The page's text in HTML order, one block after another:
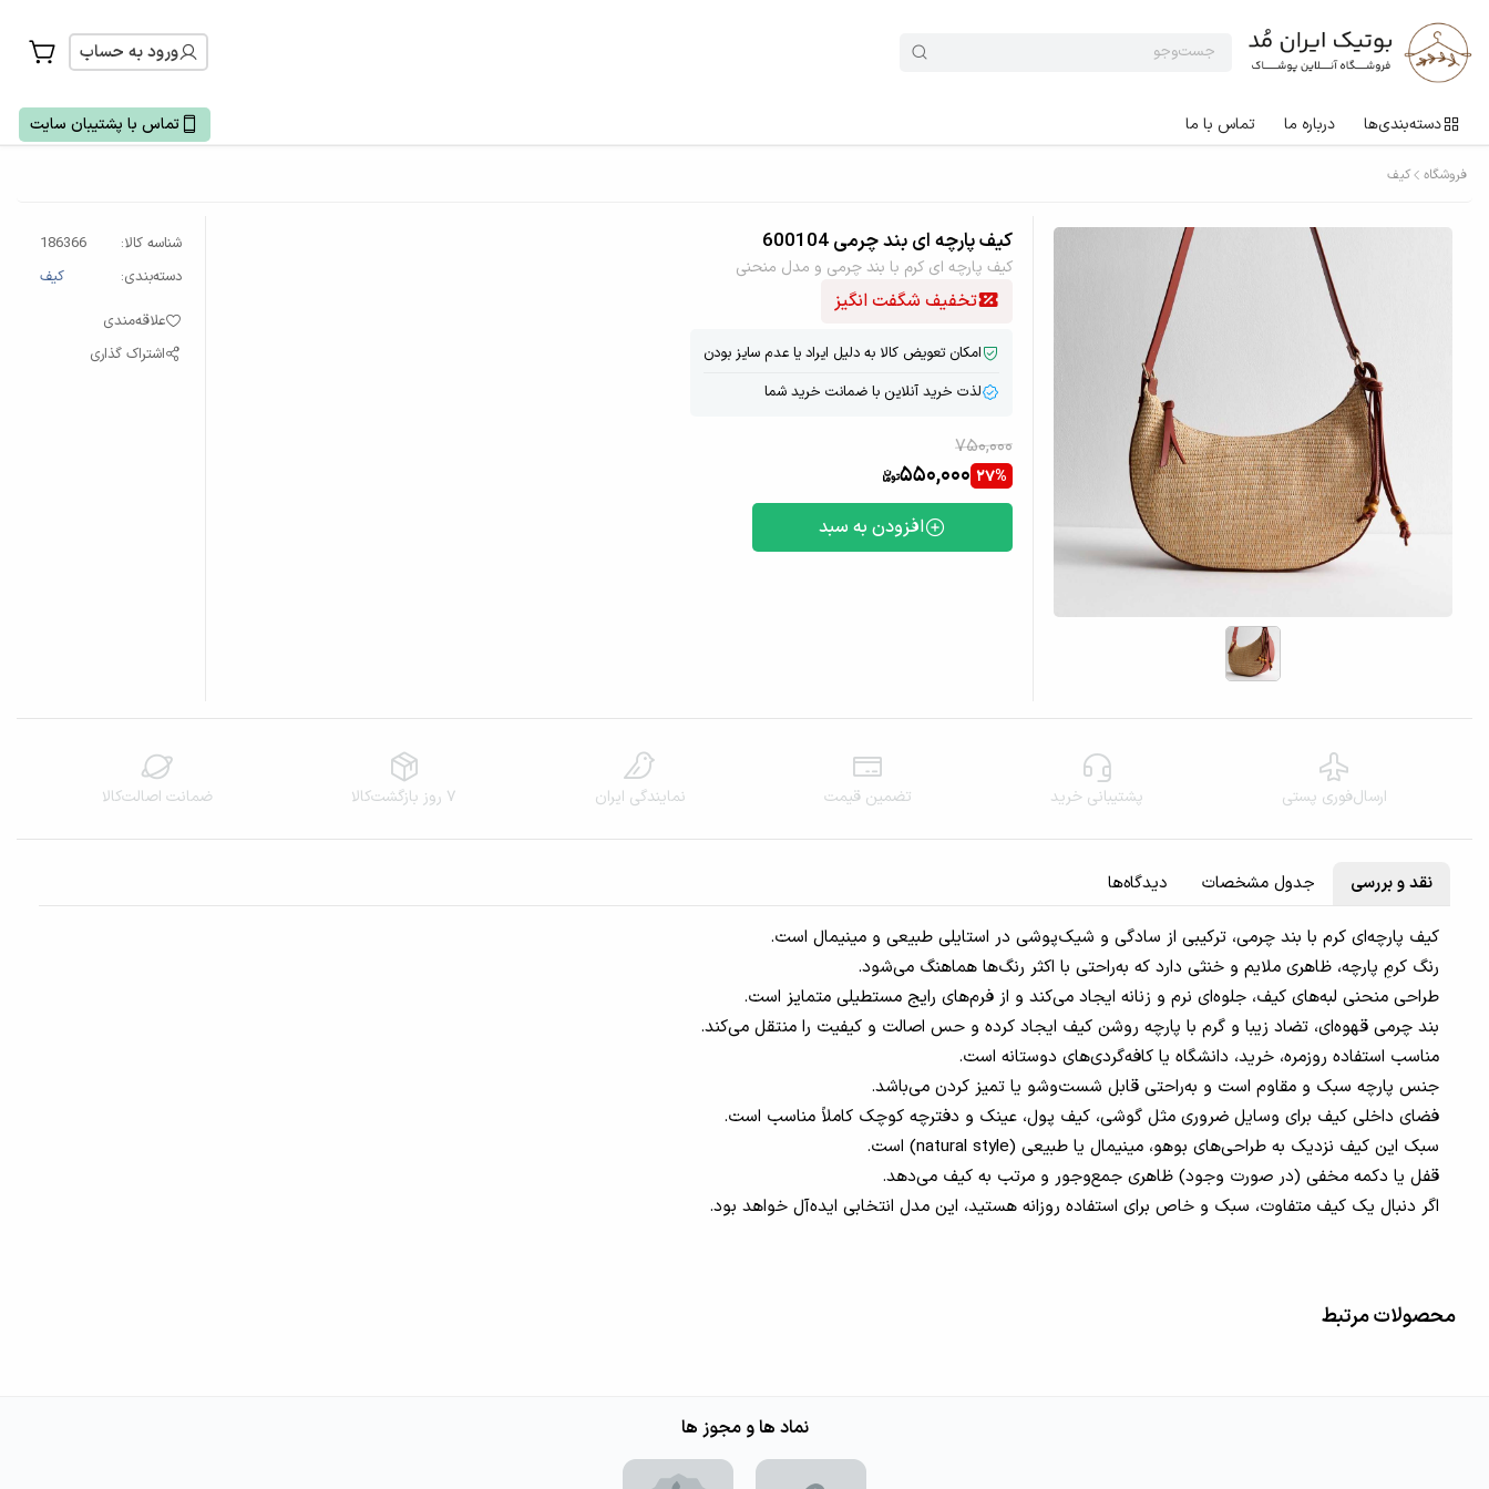
ورود به حساب
دسته‌بندی‌ها درباره ما تماس با ما تماس با پشتیبان سایت
کیف فروشگاه
کیف پارچه ای بند چرمی 600104
کیف پارچه ای کرم با بند چرمی و مدل منحنی
تخفیف شگفت انگیز
امکان تعویض کالا به دلیل ایراد یا عدم سایز بودن
لذت خرید آنلاین با ضمانت خرید شما
27%
550,000
750,000
افزودن به سبد
شناسه کالا:
186366
دسته‌بندی:
کیف
علاقه‌مندی
اشتراک گذاری
ارسال‌فوری پستی پشتیبانی خرید تضمین قیمت نمایندگی‌ ایران ۷ روز بازگشت‌کالا ضمانت اصالت‌کالا
نقد و بررسی جدول مشخصات دیدگاه‌ها
کیف پارچه‌ای کرم با بند چرمی، ترکیبی از سادگی و شیک‌پوشی در استایلی طبیعی و مینیمال است.
رنگ کرمِ پارچه، ظاهری ملایم و خنثی دارد که به‌راحتی با اکثر رنگ‌ها هماهنگ می‌شود.
طراحی منحنی لبه‌های کیف، جلوه‌ای نرم و زنانه ایجاد می‌کند و از فرم‌های رایج مستطیلی متمایز است.
بند چرمی قهوه‌ای، تضاد زیبا و گرم با پارچه روشن کیف ایجاد کرده و حس اصالت و کیفیت را منتقل می‌کند.
مناسب استفاده روزمره، خرید، دانشگاه یا کافه‌گردی‌های دوستانه است.
جنس پارچه سبک و مقاوم است و به‌راحتی قابل شست‌وشو یا تمیز کردن می‌باشد.
فضای داخلی کیف برای وسایل ضروری مثل گوشی، کیف پول، عینک و دفترچه کوچک کاملاً مناسب است.
سبک این کیف نزدیک به طراحی‌های بوهو، مینیمال یا طبیعی (natural style) است.
قفل یا دکمه مخفی (در صورت وجود) ظاهری جمع‌وجور و مرتب به کیف می‌دهد.
اگر دنبال یک کیف متفاوت، سبک و خاص برای استفاده روزانه هستید، این مدل انتخابی ایده‌آل خواهد بود.
محصولات مرتبط
نماد ها و مجوز ها